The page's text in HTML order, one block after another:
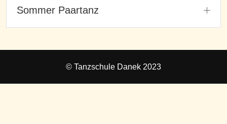
Sommer Paartanz
© Tanzschule Danek 2023